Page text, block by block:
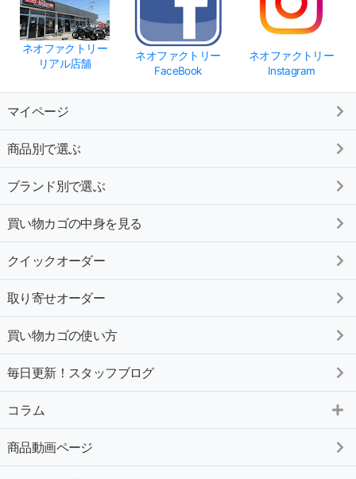
ネオファクトリー
リアル店舗
ネオファクトリー
FaceBook
ネオファクトリー
Instagram
マイページ
商品別で選ぶ
ブランド別で選ぶ
買い物カゴの中身を見る
クイックオーダー
取り寄せオーダー
買い物カゴの使い方
毎日更新！スタッフブログ
コラム
商品動画ページ